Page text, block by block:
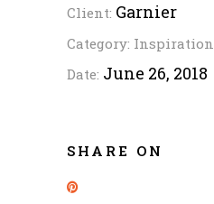
Client: Garnier
Category: Inspiration
Date: June 26, 2018
SHARE ON